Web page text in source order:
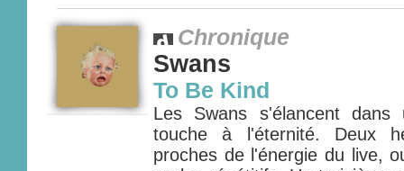
Chronique
Swans
To Be Kind
Les Swans s'élancent dans
touche à l'éternité. Deux
proches de l'énergie du live,